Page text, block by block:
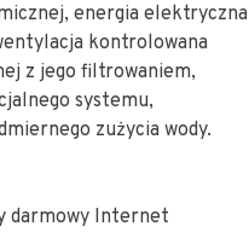
energia elektryczna
kontrolowana
z jego filtrowaniem,
systemu,
zużycia wody.
darmowy Internet